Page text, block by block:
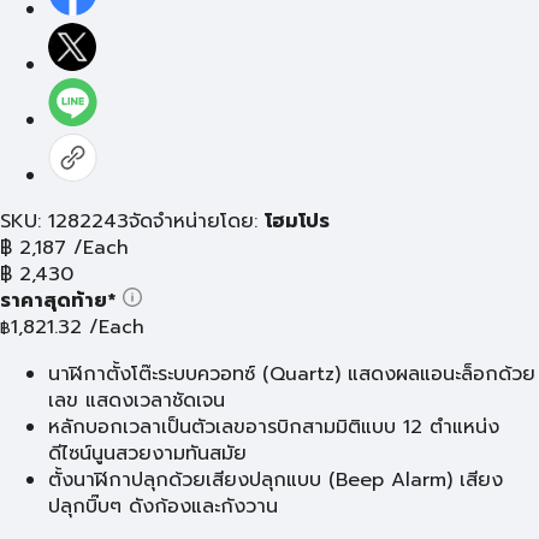
SKU: 1282243จัดจำหน่ายโดย: โฮมโปร
฿ 2,187 /Each
฿ 2,430
ราคาสุดท้าย*
฿1,821.32 /Each
นาฬิกาตั้งโต๊ะระบบควอทซ์ (Quartz) แสดงผลแอนะล็อกด้วย
เลข แสดงเวลาชัดเจน
หลักบอกเวลาเป็นตัวเลขอารบิกสามมิติแบบ 12 ตำแหน่ง
ดีไซน์นูนสวยงามทันสมัย
ตั้งนาฬิกาปลุกด้วยเสียงปลุกแบบ (Beep Alarm) เสียง
ปลุกบิ๊บๆ ดังก้องและกังวาน